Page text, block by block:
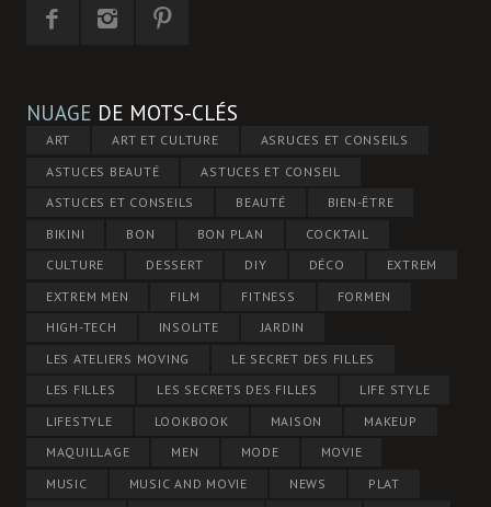
NUAGE DE MOTS-CLÉS
ART ART ET CULTURE
ASRUCES ET CONSEILS
ASTUCES BEAUTÉ
ASTUCES ET CONSEIL
ASTUCES ET CONSEILS
BEAUTÉ
BIEN-ÊTRE
BIKINI
BON BON PLAN
COCKTAIL
CULTURE
DESSERT DIY DÉCO
EXTREM
EXTREM MEN
FILM FITNESS
FORMEN
HIGH-TECH
INSOLITE
JARDIN
LES ATELIERS MOVING
LE SECRET DES FILLES
LES FILLES
LES SECRETS DES FILLES
LIFE STYLE
LIFESTYLE
LOOKBOOK MAISON
MAKEUP
MAQUILLAGE
MEN MODE
MOVIE
MUSIC
MUSIC AND MOVIE NEWS
PLAT